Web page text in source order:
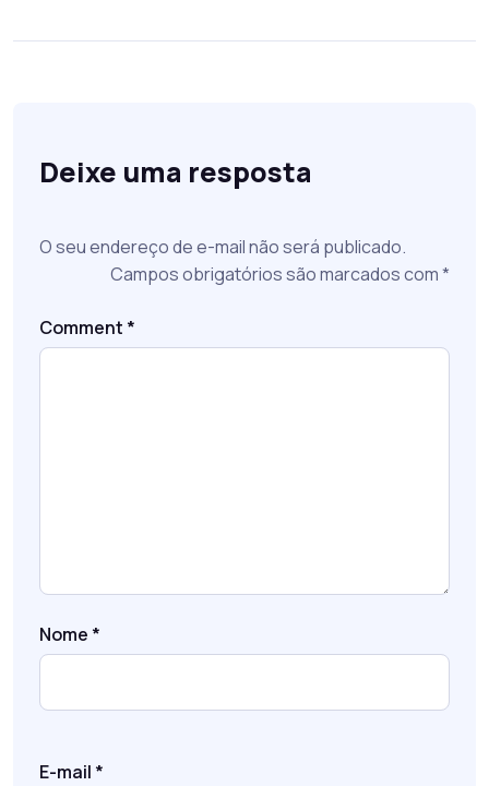
Deixe uma resposta
O seu endereço de e-mail não será publicado.
Campos obrigatórios são marcados com*
Comment *
Nome *
E-mail *